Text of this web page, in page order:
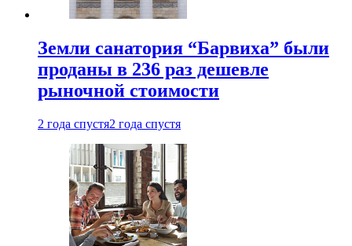
Земли санатория “Барвиха” были
проданы в 236 раз дешевле
рыночной стоимости
2 года спустя2 года спустя